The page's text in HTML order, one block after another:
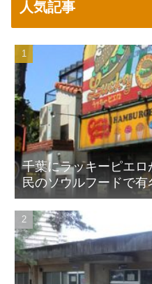
人気記事
千葉にラッキーピエ
民のソウルフードで有